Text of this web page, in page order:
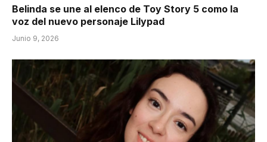
Belinda se une al elenco de Toy Story 5 como la
voz del nuevo personaje Lilypad
Junio 9, 2026